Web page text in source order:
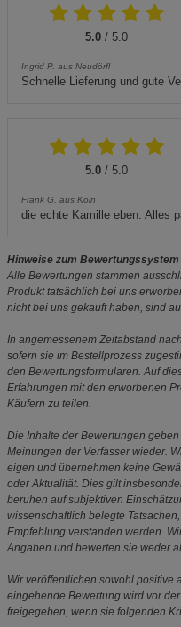
5.0 / 5.0
Ingrid P. aus Neudörfl
Schnelle Lieferung und gute
5.0 / 5.0
Frank G. aus Köln
die echte Kamille eben. Alles
Hinweise zum Bewertungssystem
Alle Bewertungen stammen
Produkt tatsächlich bei uns
nicht bei uns gekauft haben, sind
In angemessenem Zeitabstand
sofern sie im Bestellprozess
den Bewertungsformularen. Auf
Erfahrungen mit den erworbenen
Käufern zu teilen.
Die Inhalte der Bewertungen
Meinungen der Verfasser wieder.
eigen und übernehmen keine
oder Aktualität. Dies gilt
beruhen auf subjektiven
wissenschaftlich belegte
Empfehlung verstanden werden.
Angaben und bewerten sie weder
Wir veröffentlichen sowohl positive
eingehende Bewertung wird vor
freigegeben, wenn sie folgenden